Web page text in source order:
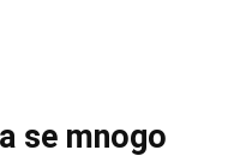
se mnogo